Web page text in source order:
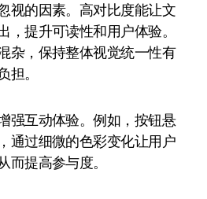
视的因素。高对比度能让文
，提升可读性和用户体验。
杂，保持整体视觉统一性有
。
强互动体验。例如，按钮悬
通过细微的色彩变化让用户
而提高参与度。